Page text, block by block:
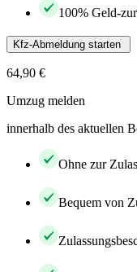
100% Geld-
Kfz-Abmeldung starten
64,90 €
Umzug melden
innerhalb des aktuellen
Ohne zur
Bequem von